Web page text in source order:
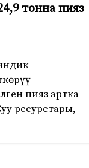
тонна пияз
пияз артка
ресурстары,